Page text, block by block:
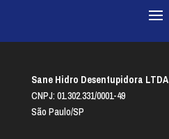
Sane Hidro Desentupidora LTDA
CNPJ: 01.302.331/0001-49
São Paulo/SP